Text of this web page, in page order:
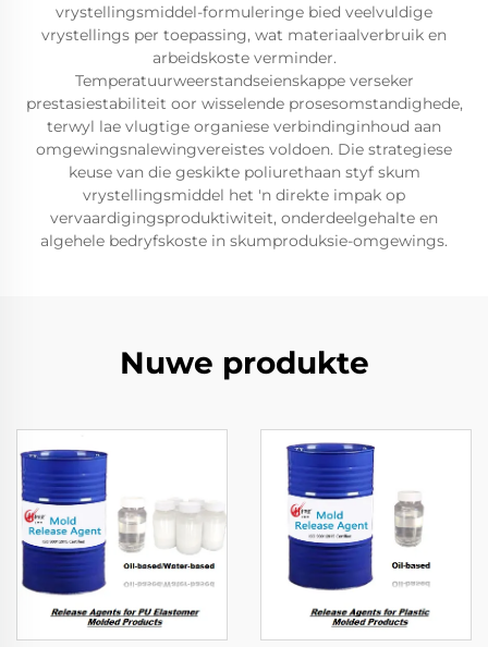
vrystellingsmiddel-formuleringe bied veelvuldige
vrystellings per toepassing, wat materiaalverbruik en
arbeidskoste verminder.
Temperatuurweerstandseienskappe verseker
prestasiestabiliteit oor wisselende prosesomstandighede,
terwyl lae vlugtige organiese verbindinginhoud aan
omgewingsnalewingvereistes voldoen. Die strategiese
keuse van die geskikte poliurethaan styf skum
vrystellingsmiddel het 'n direkte impak op
vervaardigingsproduktiwiteit, onderdeelgehalte en
algehele bedryfskoste in skumproduksie-omgewings.
Nuwe produkte